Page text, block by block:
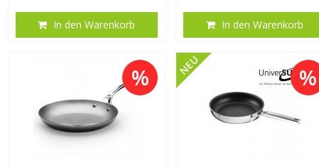
In den Warenkorb In den Warenkorb
% %
NEU